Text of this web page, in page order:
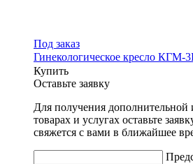
Под заказ
Гинекологическое кресло КГМ-
Купить
Оставьте заявку
Для получения
товарах и услугах оставьте
свяжется с вами в ближайшее